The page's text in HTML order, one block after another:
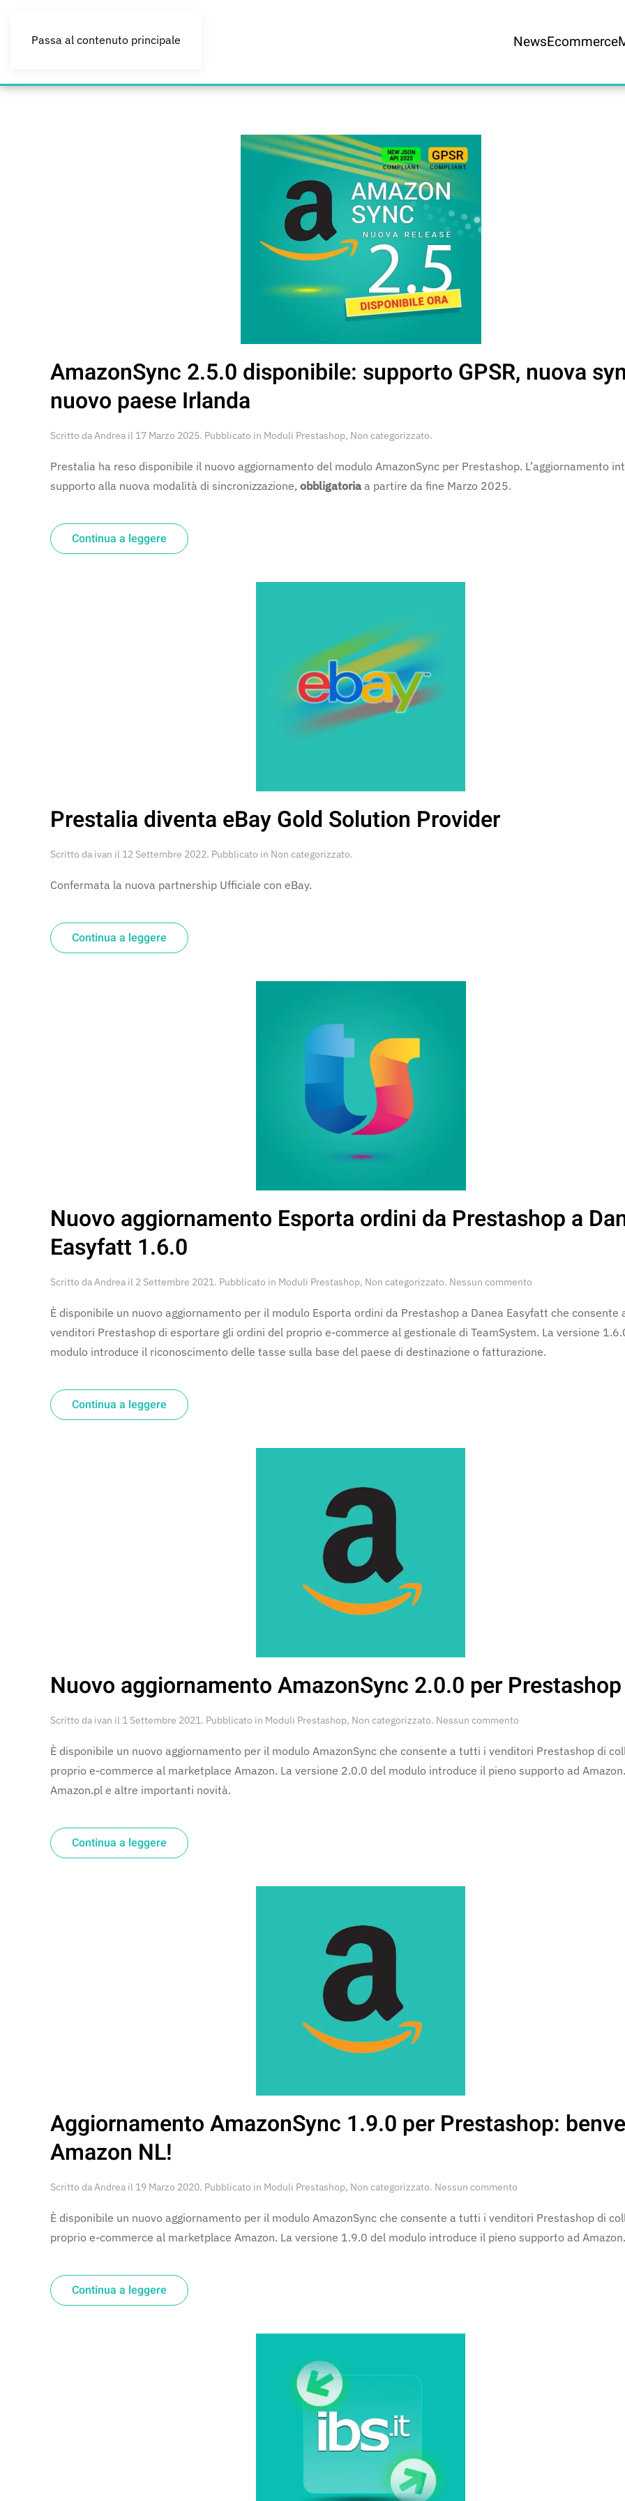
Passa al contenuto principale NewsEcommerce
AmazonSync 2.5.0 disponibile: supporto GPSR, nuova
nuovo paese Irlanda
Scritto daAndrea il 17 Marzo 2025. Pubblicato in Moduli Prestashop, Non categorizzato.
Prestalia ha reso disponibile il nuovo aggiornamento del modulo AmazonSync per Prestashop. L’aggiornamento
supporto alla nuova modalità di sincronizzazione, obbligatoria a partire da fine Marzo 2025.
Continua a leggere
Prestalia diventa eBay Gold Solution Provider
Scritto da ivan il 12 Settembre 2022. Pubblicato in Non categorizzato.
Confermata la nuova partnership Ufficiale con eBay.
Continua a leggere
Nuovo aggiornamento Esporta ordini da Prestashop a
Easyfatt 1.6.0
Scritto daAndrea il 2 Settembre 2021. Pubblicato in Moduli Prestashop, Non categorizzato. Nessun commento
aggiornamento
Esporta
ordini
da
È disponibile un nuovo aggiornamento per il modulo Esporta ordini da Prestashop a Danea Easyfatt che consente
venditori Prestashop di esportare gli ordini del proprio e-commerce al gestionale di TeamSystem. La versione
modulo introduce il riconoscimento delle tasse sulla base del paese di destinazione o fatturazione.
Continua a leggere
Nuovo aggiornamento AmazonSync 2.0.0 per Prestashop
Scritto da ivan il 1 Settembre 2021. Pubblicato in Moduli Prestashop, Non categorizzato. Nessun commento
aggiornamento
AmazonSync
2.0.0
È disponibile un nuovo aggiornamento per il modulo AmazonSync che consente a tutti i venditori Prestashop di
proprio e-commerce al marketplace Amazon. La versione 2.0.0 del modulo introduce il pieno supporto ad
Amazon.pl e altre importanti novità.
Continua a leggere
Aggiornamento AmazonSync 1.9.0 per Prestashop:
Amazon NL!
Scritto daAndrea il 19 Marzo 2020. Pubblicato in Moduli Prestashop, Non categorizzato. Nessun commento
AmazonSync
1.9.0
per
È disponibile un nuovo aggiornamento per il modulo AmazonSync che consente a tutti i venditori Prestashop di
proprio e-commerce al marketplace Amazon. La versione 1.9.0 del modulo introduce il pieno supporto ad
Continua a leggere